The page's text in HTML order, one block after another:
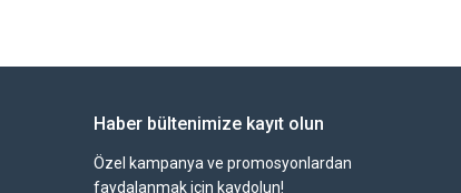
Haber bültenimize kayıt olun
Özel kampanya ve promosyonlardan
faydalanmak için kaydolun!